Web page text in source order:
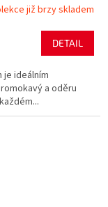
již brzy skladem
DETAIL
je ideálním
a oděru